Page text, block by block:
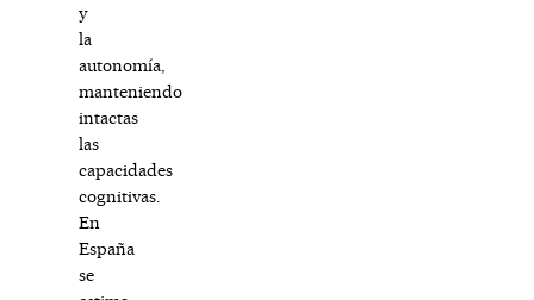
y
la
autonomía,
manteniendo
intactas
las
capacidades
cognitivas.
En
España
se